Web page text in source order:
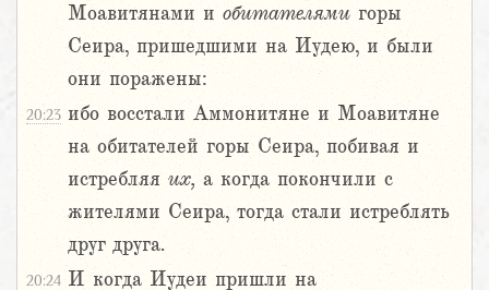
Моавитянами и обитателями горы
Сеира, пришедшими на Иудею, и были
они поражены:
20:23 ибо восстали Аммонитяне и Моавитяне
на обитателей горы Сеира, побивая и
истребляя их, а когда покончили с
жителями Сеира, тогда стали истреблять
друг друга.
20:24 И когда Иудеи пришли на